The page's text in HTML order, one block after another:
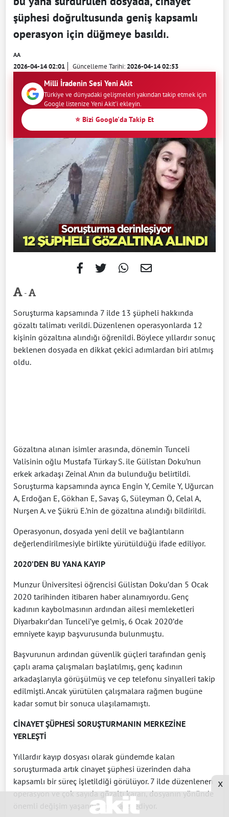
şüphesi doğrultusunda geniş kapsamlı
operasyon için düğmeye basıldı.
AA
2026-04-14 02:01 Güncelleme Tarihi:2026-04-14 02:53
Milli İradenin Sesi Yeni Akit
Türkiye ve dünyadaki gelişmeleri yakından takip etmek için
Google listenize Yeni Akit'i ekleyin.
⭐ Bizi Google'da Takip Et
-
Soruşturma kapsamında 7 ilde 13 şüpheli hakkında
gözaltı talimatı verildi. Düzenlenen operasyonlarda 12
kişinin gözaltına alındığı öğrenildi. Böylece yıllardır sonuç
beklenen dosyada en dikkat çekici adımlardan biri atılmış
oldu.
Gözaltına alınan isimler arasında, dönemin Tunceli
Valisinin oğlu Mustafa Türkay S. ile Gülistan Doku’nun
erkek arkadaşı Zeinal A’nın da bulunduğu belirtildi.
Soruşturma kapsamında ayrıca Engin Y, Cemile Y, Uğurcan
A, Erdoğan E, Gökhan E, Savaş G, Süleyman Ö, Celal A,
Nurşen A. ve Şükrü E.’nin de gözaltına alındığı bildirildi.
Operasyonun, dosyada yeni delil ve bağlantıların
değerlendirilmesiyle birlikte yürütüldüğü ifade ediliyor.
2020’DEN BU YANA KAYIP
Munzur Üniversitesi öğrencisi Gülistan Doku’dan 5 Ocak
2020 tarihinden itibaren haber alınamıyordu. Genç
kadının kaybolmasının ardından ailesi memleketleri
Diyarbakır’dan Tunceli’ye gelmiş, 6 Ocak 2020’de
emniyete kayıp başvurusunda bulunmuştu.
Başvurunun ardından güvenlik güçleri tarafından geniş
çaplı arama çalışmaları başlatılmış, genç kadının
arkadaşlarıyla görüşülmüş ve cep telefonu sinyalleri takip
edilmişti. Ancak yürütülen çalışmalara rağmen bugüne
kadar somut bir sonuca ulaşılamamıştı.
CİNAYET ŞÜPHESİ SORUŞTURMANIN MERKEZİNE
YERLEŞTİ
Yıllardır kayıp dosyası olarak gündemde kalan
soruşturmada artık cinayet şüphesi üzerinden daha
kapsamlı bir süreç işletildiği görülüyor. 7 ilde düzenlenen
operasyon ve çok sayıda gözaltı kararı, dosyanın yönünde
önemli değişim yaşandığına işaret ediyor.
x